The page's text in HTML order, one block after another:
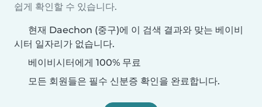
쉽게 확인할 수 있습니다.
현재 Daechon (중구)에 이 검색 결과와 맞는 베이비
시터 일자리가 없습니다.
베이비시터에게 100% 무료
모든 회원들은 필수 신분증 확인을 완료합니다.